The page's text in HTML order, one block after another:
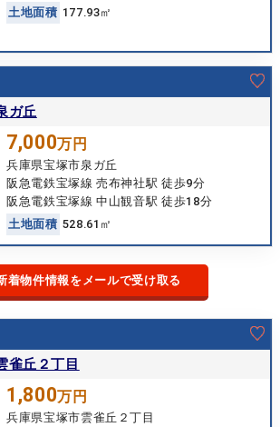
土地面積 177.93㎡
ガ丘
7,000万円
兵庫県宝塚市泉ガ丘
阪急電鉄宝塚線 売布神社駅 徒歩9分
阪急電鉄宝塚線 中山観音駅 徒歩18分
土地面積 528.61㎡
着物件情報をメールで受け取る
雀丘２丁目
1,800万円
兵庫県宝塚市雲雀丘２丁目